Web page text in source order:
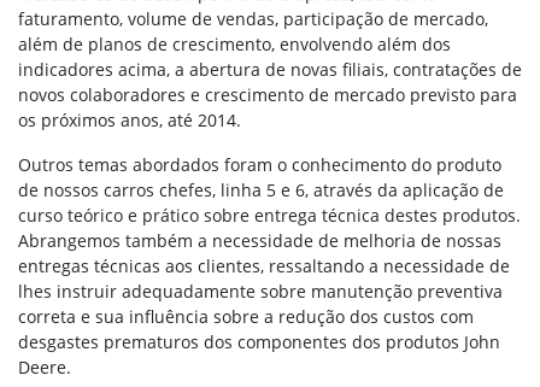
faturamento, volume de vendas, participação de mercado,
além de planos de crescimento, envolvendo além dos
indicadores acima, a abertura de novas filiais, contratações de
novos colaboradores e crescimento de mercado previsto para
os próximos anos, até 2014.
Outros temas abordados foram o conhecimento do produto
de nossos carros chefes, linha 5 e 6, através da aplicação de
curso teórico e prático sobre entrega técnica destes produtos.
Abrangemos também a necessidade de melhoria de nossas
entregas técnicas aos clientes, ressaltando a necessidade de
lhes instruir adequadamente sobre manutenção preventiva
correta e sua influência sobre a redução dos custos com
desgastes prematuros dos componentes dos produtos John
Deere.